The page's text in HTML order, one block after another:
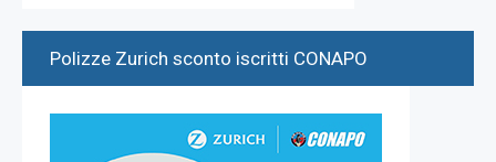
Polizze Zurich sconto iscritti CONAPO